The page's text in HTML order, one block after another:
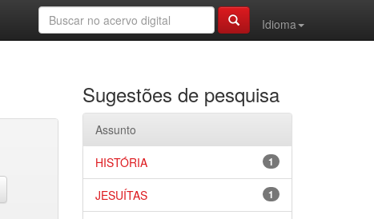
Idioma
Sugestões de pesquisa
Assunto
1
HISTÓRIA
1
JESUÍTAS